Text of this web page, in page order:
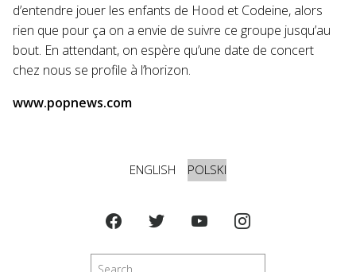
d’entendre jouer les enfants de Hood et Codeine, alors
rien que pour ça on a envie de suivre ce groupe jusqu’au
bout. En attendant, on espère qu’une date de concert
chez nous se profile à l’horizon.
www.popnews.com
ENGLISH POLSKI